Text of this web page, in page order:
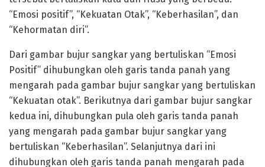
“Emosi positif”, “Kekuatan Otak”, “Keberhasilan”, dan
“Kehormatan diri”.
Dari gambar bujur sangkar yang bertuliskan “Emosi
Positif” dihubungkan oleh garis tanda panah yang
mengarah pada gambar bujur sangkar yang bertuliskan
“Kekuatan otak”. Berikutnya dari gambar bujur sangkar
kedua ini, dihubungkan pula oleh garis tanda panah
yang mengarah pada gambar bujur sangkar yang
bertuliskan “Keberhasilan”. Selanjutnya dari ini
dihubungkan oleh garis tanda panah mengarah pada